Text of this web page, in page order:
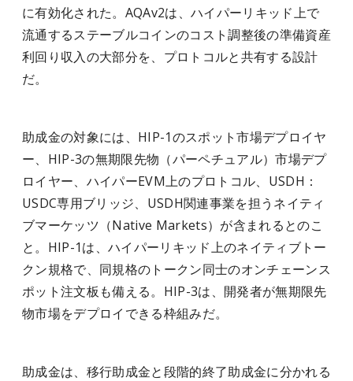
に有効化された。AQAv2は、ハイパーリキッド上で
流通するステーブルコインのコスト調整後の準備資産
利回り収入の大部分を、プロトコルと共有する設計
だ。
助成金の対象には、HIP-1のスポット市場デプロイヤ
ー、HIP-3の無期限先物（パーペチュアル）市場デプ
ロイヤー、ハイパーEVM上のプロトコル、USDH：
USDC専用ブリッジ、USDH関連事業を担うネイティ
ブマーケッツ（Native Markets）が含まれるとのこ
と。HIP-1は、ハイパーリキッド上のネイティブトー
クン規格で、同規格のトークン同士のオンチェーンス
ポット注文板も備える。HIP-3は、開発者が無期限先
物市場をデプロイできる枠組みだ。
助成金は、移行助成金と段階的終了助成金に分かれる